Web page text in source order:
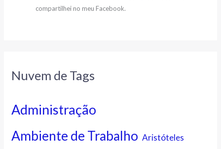
compartilhei no meu Facebook.
Nuvem de Tags
Administração
Ambiente de Trabalho Aristóteles